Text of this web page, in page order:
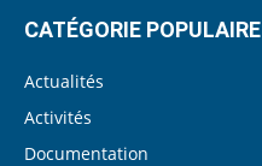
CATÉGORIE POPULAIRE
Actualités
Activités
Documentation